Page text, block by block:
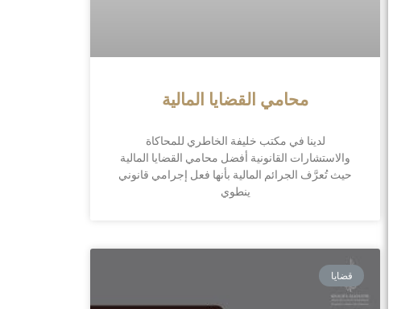
محامي القضايا المالية
لدينا في مكتب خليفة الخاطري للمحاكاة
والاستشارات القانونية أفضل محامي القضايا المالية
حيث تُعرَّف الجرائم المالية بأنها فعل إجرامي قانوني
ينطوي
قضايا